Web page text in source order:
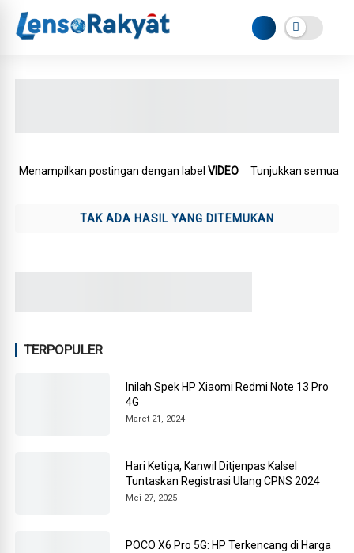
Menampilkan postingan dengan labelVIDEO Tunjukkan semua
TAK ADA HASIL YANG DITEMUKAN
TERPOPULER
Inilah Spek HP Xiaomi Redmi Note 13 Pro
4G
Maret 21, 2024
Hari Ketiga, Kanwil Ditjenpas Kalsel
Tuntaskan Registrasi Ulang CPNS 2024
Mei 27, 2025
POCO X6 Pro 5G: HP Terkencang di Harga